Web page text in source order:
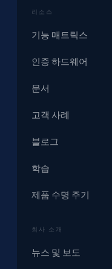
리소스
기능 매트릭스
인증 하드웨어
문서
고객 사례
블로그
학습
제품 수명 주기
회사 소개
뉴스 및 보도